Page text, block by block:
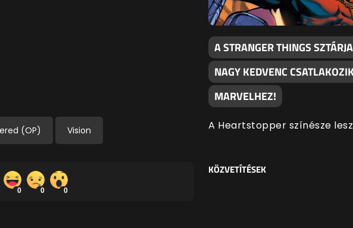
(OP) Vision
0 0 0
A STRANGER THINGS
NAGY KEDVENC
MARVELHEZ!
A Heartstopper színésze
KÖZVETÍTÉSEK